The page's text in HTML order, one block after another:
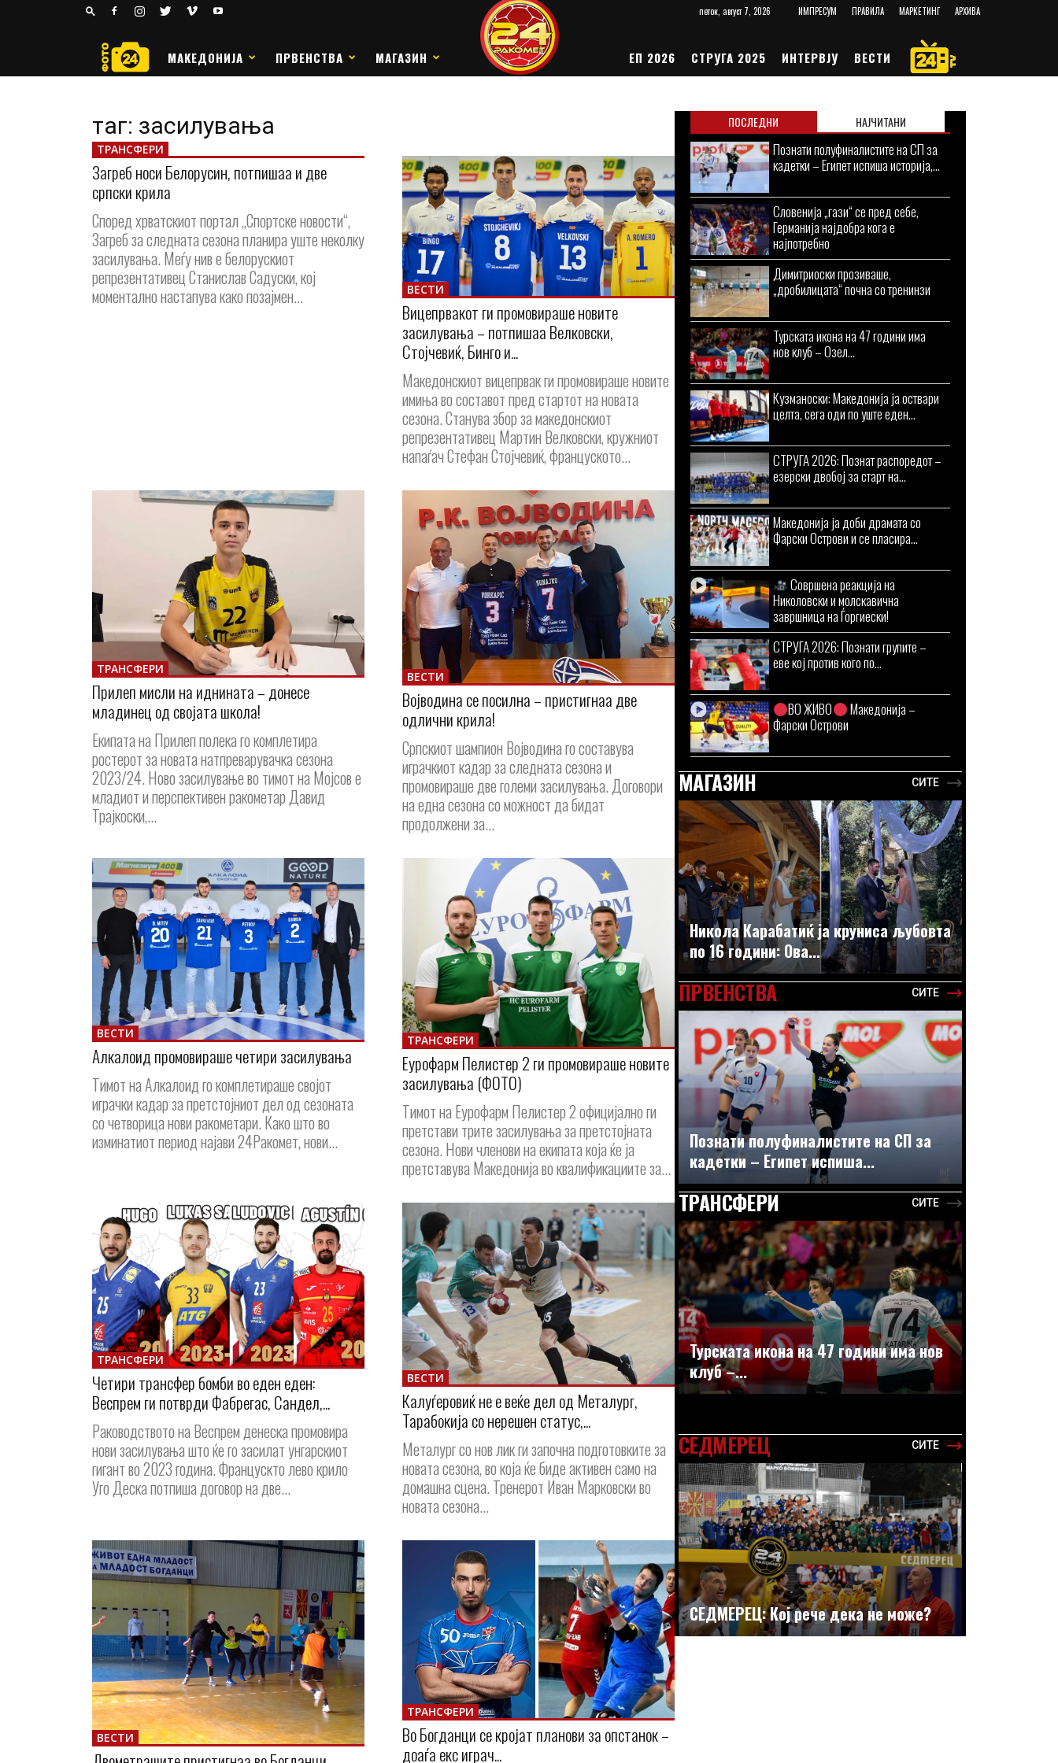
петок, август 7, 2026 ИМПРЕСУМ ПРАВИЛА МАРКЕТИНГ АРХИВА
РАКОМЕТ
МАКЕДОНИЈА ПРВЕНСТВА МАГАЗИН ЕП 2026 СТРУГА 2025 ИНТЕРВЈУ ВЕСТИ
таг: засилувања
ТРАНСФЕРИ
Загреб носи Белорусин, потпишаа и две
српски крила
Според хрватскиот портал „Спортске новости“,
Загреб за следната сезона планира уште неколку
засилувања. Меѓу нив е белорускиот
репрезентативец Станислав Садуски, кој
моментално настапува како позајмен...
ВЕСТИ
Вицепрвакот ги промовираше новите
засилувања – потпишаа Велковски,
Стојчевиќ, Бинго и...
Македонскиот вицепрвак ги промовираше новите
имиња во составот пред стартот на новата
сезона. Станува збор за македонскиот
репрезентативец Мартин Велковски, кружниот
напаѓач Стефан Стојчевиќ, француското...
ТРАНСФЕРИ
Прилеп мисли на иднината – донесе
младинец од својата школа!
Екипата на Прилеп полека го комплетира
ростерот за новата натпреварувачка сезона
2023/24. Ново засилување во тимот на Мојсов е
младиот и перспективен ракометар Давид
Трајкоски,...
ВЕСТИ
Војводина се посилна – пристигнаа две
одлични крила!
Српскиот шампион Војводина го составува
играчкиот кадар за следната сезона и
промовираше две големи засилувања. Договори
на една сезона со можност да бидат
продолжени за...
ВЕСТИ
Алкалоид промовираше четири засилувања
Tимот на Алкалоид го комплетираше својот
играчки кадар за претстојниот дел од сезоната
со четворица нови ракометари. Како што во
изминатиот период најави 24Ракомет, нови...
ТРАНСФЕРИ
Еурофарм Пелистер 2 ги промовираше новите
засилувања (ФОТО)
Тимот на Еурофарм Пелистер 2 официјално ги
претстави трите засилувања за претстојната
сезона. Нови членови на екипата која ќе ја
претставува Македонија во квалификациите за...
ТРАНСФЕРИ
Четири трансфер бомби во еден еден:
Веспрем ги потврди Фабрегас, Сандел,...
Раководството на Веспрем денеска промовира
нови засилувања што ќе го засилат унгарскиот
гигант во 2023 година. Францускто лево крило
Уго Деска потпиша договор на две...
ВЕСТИ
Калуѓеровиќ не е веќе дел од Металург,
Тарабокија со нерешен статус,...
Металург со нов лик ги започна подготовките за
новата сезона, во која ќе биде активен само на
домашна сцена. Тренерот Иван Марковски во
новата сезона...
ВЕСТИ
ТРАНСФЕРИ
Во Богданци се кројат планови за опстанок –
доаѓа екс играч...
ПОСЛЕДНИ НАЈЧИТАНИ
Познати полуфиналистите на СП за
кадетки – Египет испиша историја,...
Словенија „гази“ се пред себе,
Германија најдобра кога е
најпотребно
Димитриоски прозиваше,
„дробилицата“ почна со тренинзи
Турската икона на 47 години има
нов клуб – Озел...
Кузманоски: Македонија ја оствари
целта, сега оди по уште еден...
СТРУГА 2026: Познат распоредот –
езерски двобој за старт на...
Македонија ја доби драмата со
Фарски Острови и се пласира...
Совршена реакција на
Николовски и молскавична
завршница на Ѓоргиески!
СТРУГА 2026: Познати групите –
еве кој против кого по...
ВО ЖИВО
Македонија –
Фарски Острови
МАГАЗИН СИТЕ
Никола Карабатиќ ја круниса љубовта
по 16 години: Ова...
ПРВЕНСТВА СИТЕ
Познати полуфиналистите на СП за
кадетки – Египет испиша...
ТРАНСФЕРИ СИТЕ
Турската икона на 47 години има нов
клуб –...
СЕДМЕРЕЦ СИТЕ
СЕДМЕРЕЦ: Кој рече дека не може?